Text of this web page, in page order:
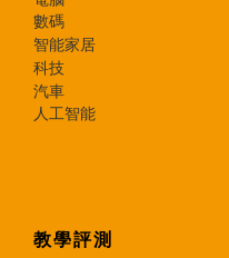
數碼
智能家居
科技
汽車
人工智能
教學評測